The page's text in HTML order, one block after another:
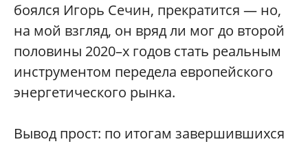
боялся Игорь Сечин, прекратится — но,
на мой взгляд, он вряд ли мог до второй
половины 2020–х годов стать реальным
инструментом передела европейского
энергетического рынка.
Вывод прост: по итогам завершившихся